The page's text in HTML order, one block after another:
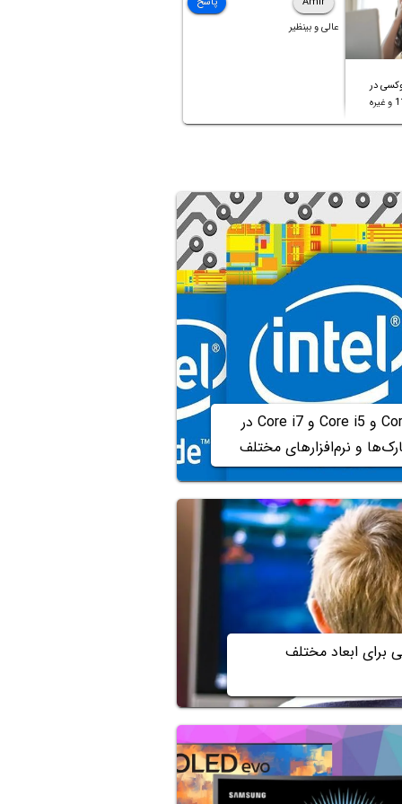
در
عالی و بینظیر
مقایسه‌ی Core i3 و Core i5 و Core i7 در
و نرم‌افزارهای مختلف
برای ابعاد مختلف